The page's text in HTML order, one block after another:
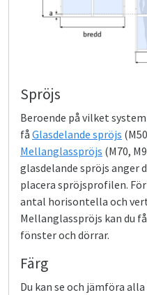
Spröjs
Beroende på vilket
få Glasdelande spröjs
Mellanglasspröjs (M70,
glasdelande spröjs anger
placera spröjsprofilen.
antal horisontella och
Mellanglasspröjs kan du
fönster och dörrar.
Färg
Du kan se och jämföra